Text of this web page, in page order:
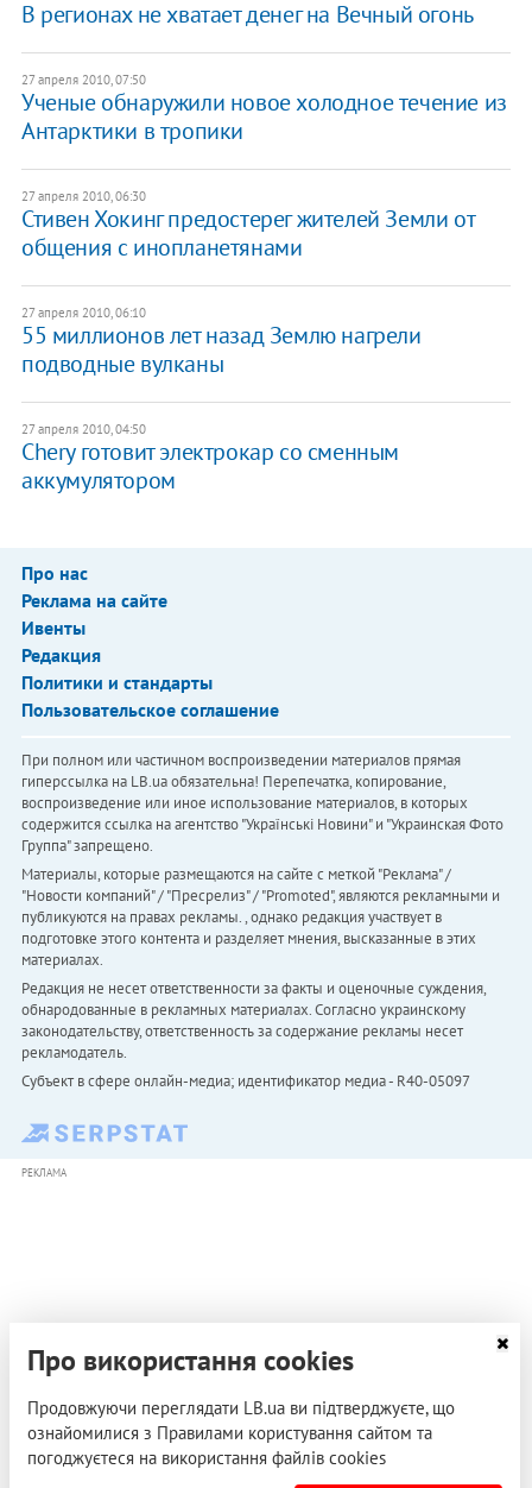
В регионах не хватает денег на Вечный огонь
27 апреля 2010, 07:50
Ученые обнаружили новое холодное течение из
Антарктики в тропики
27 апреля 2010, 06:30
Стивен Хокинг предостерег жителей Земли от
общения с инопланетянами
27 апреля 2010, 06:10
55 миллионов лет назад Землю нагрели
подводные вулканы
27 апреля 2010, 04:50
Chery готовит электрокар со сменным
аккумулятором
Про нас
Реклама на сайте
Ивенты
Редакция
Политики и стандарты
Пользовательское соглашение
При полном или частичном воспроизведении материалов прямая
гиперссылка на LB.ua обязательна! Перепечатка, копирование,
воспроизведение или иное использование материалов, в которых
содержится ссылка на агентство "Українськi Новини" и "Украинская Фото
Группа" запрещено.
Материалы, которые размещаются на сайте с меткой "Реклама" /
"Новости компаний" / "Пресрелиз" / "Promoted", являются рекламными и
публикуются на правах рекламы. , однако редакция участвует в
подготовке этого контента и разделяет мнения, высказанные в этих
материалах.
Редакция не несет ответственности за факты и оценочные суждения,
обнародованные в рекламных материалах. Согласно украинскому
законодательству, ответственность за содержание рекламы несет
рекламодатель.
Субъект в сфере онлайн-медиа; идентификатор медиа - R40-05097
РЕКЛАМА
Про використання cookies
Продовжуючи переглядати LB.ua ви підтверджуєте, що
ознайомилися з Правилами користування сайтом та
погоджуєтеся на використання файлів cookies